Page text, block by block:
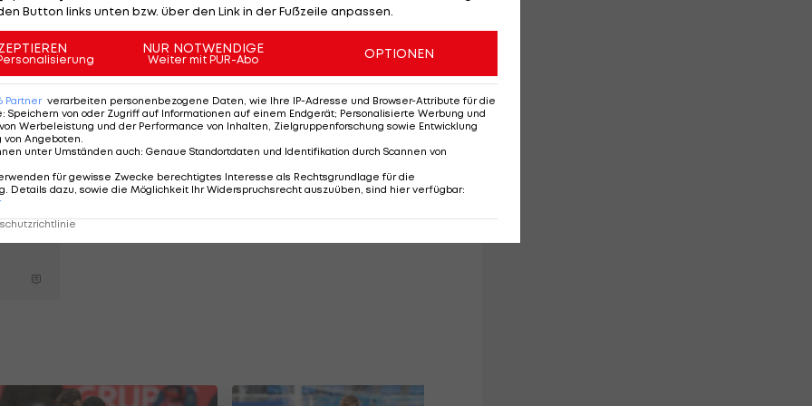
#Barella2029
June 11, 2024
Button links unten bzw. über den Link in der Fußzeile anpassen.
NUR NOTWENDIGE
Weiter mit PUR-Abo OPTIONEN
Partner verarbeiten personenbezogene Daten, wie Ihre IP-Adresse und Browser-Attribute für die
: Speichern von oder Zugriff auf Informationen auf einem Endgerät; Personalisierte Werbung und
Werbeleistung und der Performance von Inhalten, Zielgruppenforschung sowie Entwicklung
von Angeboten.
unter Umständen auch: Genaue Standortdaten und Identifikation durch Scannen von
für gewisse Zwecke berechtigtes Interesse als Rechtsgrundlage für die
Details dazu, sowie die Möglichkeit Ihr Widerspruchsrecht auszuüben, sind hier verfügbar: